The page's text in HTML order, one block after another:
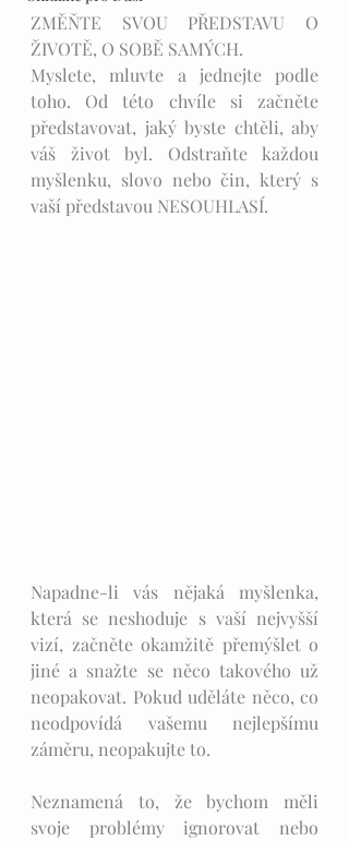
ZMĚŇTE SVOU PŘEDSTAVU O
ŽIVOTĚ, O SOBĚ SAMÝCH.
Myslete, mluvte a jednejte podle
toho. Od této chvíle si začněte
představovat, jaký byste chtěli, aby
váš život byl. Odstraňte každou
myšlenku, slovo nebo čin, který s
vaší představou NESOUHLASÍ.
Napadne-li vás nějaká myšlenka,
která se neshoduje s vaší nejvyšší
vizí, začněte okamžitě přemýšlet o
jiné a snažte se něco takového už
neopakovat. Pokud uděláte něco, co
neodpovídá vašemu nejlepšímu
záměru, neopakujte to.
Neznamená to, že bychom měli
svoje problémy ignorovat nebo